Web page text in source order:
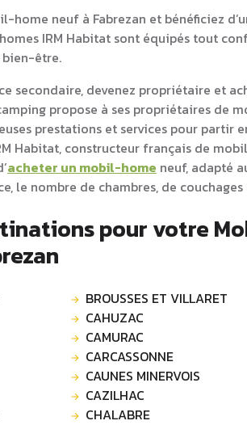
home neuf à Fabrezan et bénéficiez
IRM Habitat sont équipés tout
être.
secondaire, devenez propriétaire et
propose à ses propriétaires de
prestations et services pour partir
Habitat, constructeur français de
acheter un mobil-home neuf, adapté
le nombre de chambres, de couchages
pour votre
BROUSSES ET VILLARET
CAHUZAC
CAMURAC
CARCASSONNE
CAUNES MINERVOIS
CAZILHAC
CHALABRE